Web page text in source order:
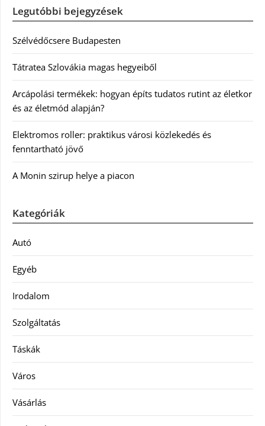
Legutóbbi bejegyzések
Szélvédőcsere Budapesten
Tátratea Szlovákia magas hegyeiből
Arcápolási termékek: hogyan építs tudatos rutint az életkor
és az életmód alapján?
Elektromos roller: praktikus városi közlekedés és
fenntartható jövő
A Monin szirup helye a piacon
Kategóriák
Autó
Egyéb
Irodalom
Szolgáltatás
Táskák
Város
Vásárlás